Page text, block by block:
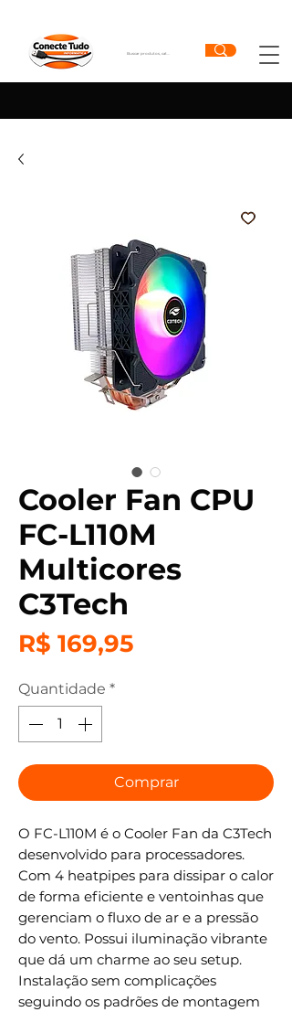
Cooler Fan CPU
FC-L110M
Multicores
C3Tech
R$ 169,95Preço
Quantidade *
Comprar
O FC-L110M é o Cooler Fan da C3Tech
desenvolvido para processadores.
Com 4 heatpipes para dissipar o calor
de forma eficiente e ventoinhas que
gerenciam o fluxo de ar e a pressão
do vento. Possui iluminação vibrante
que dá um charme ao seu setup.
Instalação sem complicações
seguindo os padrões de montagem